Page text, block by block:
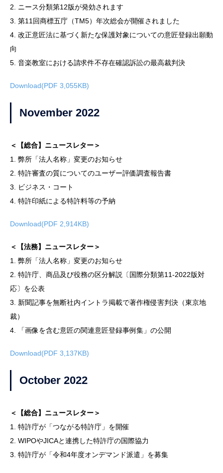
2. ニース分類第12版が発効されます
3. 第11回商標五庁（TM5）年次総会が開催されました
4. 改正意匠法に基づく新たな保護対象についての意匠登録出願動
向
5. 音楽教室における請求件不存在確認訴訟の最高裁判決
Download(PDF 3,055KB)
November 2022
＜【総合】ニュースレター＞
1. 弊所「法人名称」変更のお知らせ
2. 特許審査の質についてのユーザー評価調査報告書
3. ビジネス・コート
4. 特許印紙による特許料等の予納
Download(PDF 2,914KB)
＜【法務】ニュースレター＞
1. 弊所「法人名称」変更のお知らせ
2. 特許庁、商品及び役務の区分解説〔国際分類第11-2022版対
応〕を公表
3. 新聞記事を無断社内イントラ掲載で著作権侵害判決（東京地
裁）
4. 「画像を含む意匠の関連意匠登録事例集」の公開
Download(PDF 3,137KB)
October 2022
＜【総合】ニュースレター＞
1. 特許庁が「つながる特許庁」を開催
2. WIPOやJICAと連携した特許庁の国際協力
3. 特許庁が「令和4年度オンデマンド派遣」を募集